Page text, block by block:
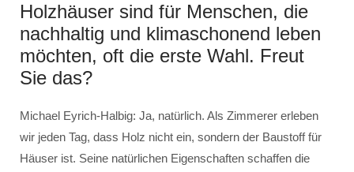
Holzhäuser sind für Menschen, die
nachhaltig und klimaschonend leben
möchten, oft die erste Wahl. Freut
Sie das?
Michael Eyrich-Halbig: Ja, natürlich. Als Zimmerer erleben
wir jeden Tag, dass Holz nicht ein, sondern der Baustoff für
Häuser ist. Seine natürlichen Eigenschaften schaffen die